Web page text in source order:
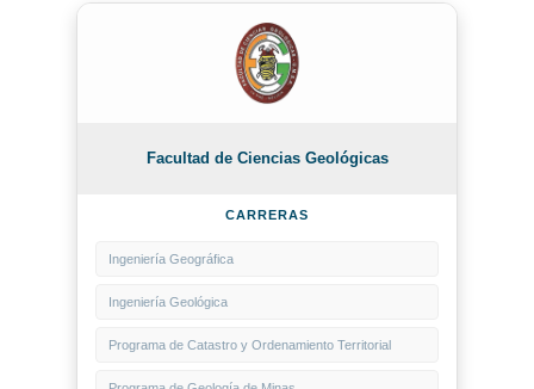
Facultad de Ciencias Geológicas
CARRERAS
Ingeniería Geográfica
Ingeniería Geológica
Programa de Catastro y Ordenamiento Territorial